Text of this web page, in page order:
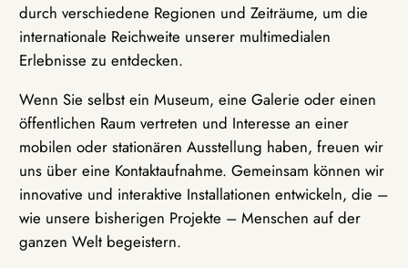
durch verschiedene Regionen und Zeiträume, um die
internationale Reichweite unserer multimedialen
Erlebnisse zu entdecken.
Wenn Sie selbst ein Museum, eine Galerie oder einen
öffentlichen Raum vertreten und Interesse an einer
mobilen oder stationären Ausstellung haben, freuen wir
uns über eine Kontaktaufnahme. Gemeinsam können wir
innovative und interaktive Installationen entwickeln, die –
wie unsere bisherigen Projekte – Menschen auf der
ganzen Welt begeistern.